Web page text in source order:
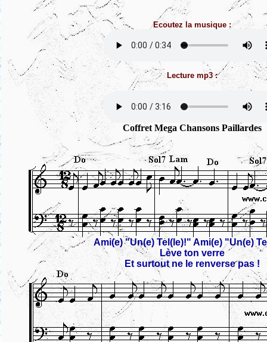
Ecoutez la musique :
Lecture mp3 :
Coffret Mega Chansons Paillardes
Ami(e) "Un(e) Tel(le)!" Ami(e) "Un(e)
Lève ton verre
Et surtout ne le renverse pas !